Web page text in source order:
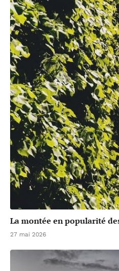
La montée en popularité
27 mai 2026